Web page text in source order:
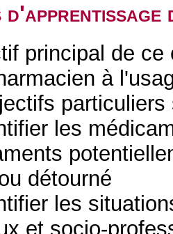
d'apprentissage
principal de
à
les
détourné
les
et socio-